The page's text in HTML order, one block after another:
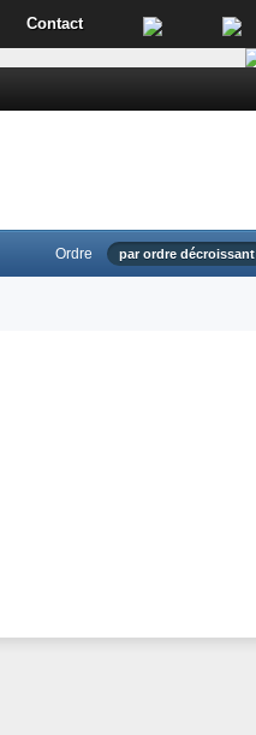
Contact
Ordre par ordre décroissant